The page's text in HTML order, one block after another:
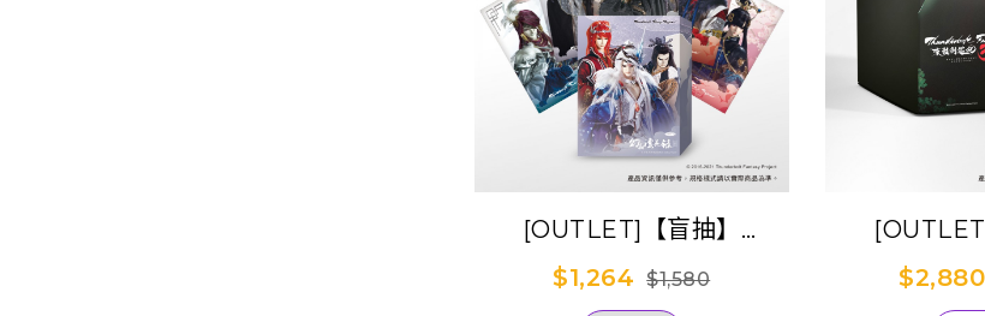
[OUTLET]【盲抽】
《Thunderbolt Fantasy
Project》幻晶瓊英錄透卡
$1,264 $1,580
《
東離劍遊紀
$2,880